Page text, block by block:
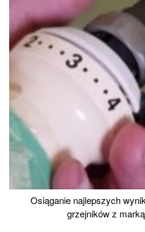
Osiąganie najlepszych
grzejników z